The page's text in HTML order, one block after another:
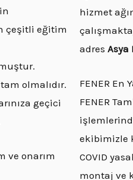
çeşitli eğitim
olmalıdır.
geçici
ve onarım
hizmet
adres Asya
FENER En
FENER
ekibimizle
COVID
montaj ve